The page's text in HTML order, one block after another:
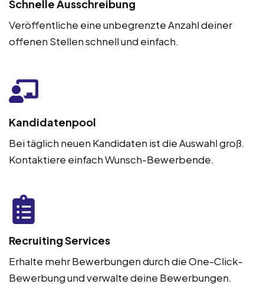
Schnelle Ausschreibung
Veröffentliche eine unbegrenzte Anzahl deiner
offenen Stellen schnell und einfach.
Kandidatenpool
Bei täglich neuen Kandidaten ist die Auswahl groß.
Kontaktiere einfach Wunsch-Bewerbende.
Recruiting Services
Erhalte mehr Bewerbungen durch die One-Click-
Bewerbung und verwalte deine Bewerbungen.